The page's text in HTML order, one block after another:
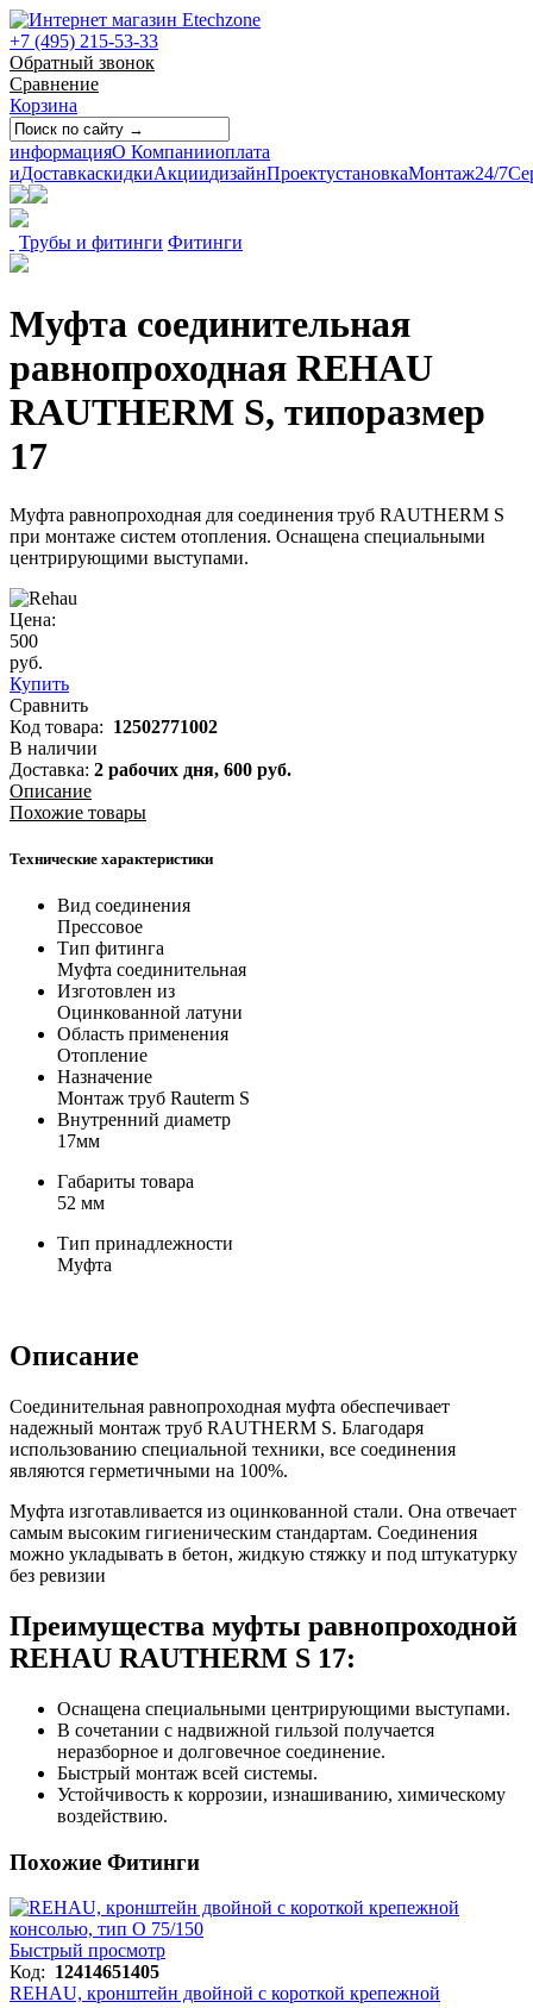
+7 (495) 215-53-33
Обратный звонок
Сравнение
Корзина
информацияО Компанииоплата
иДоставкаскидкиАкциидизайнПроектустановкаМонтаж24/7
Трубы и фитинги Фитинги
Муфта соединительная
равнопроходная REHAU
RAUTHERM S, типоразмер
17
Муфта равнопроходная для соединения труб RAUTHERM S
при монтаже систем отопления. Оснащена специальными
центрирующими выступами.
Цена:
500
руб.
Купить
Сравнить
Код товара: 12502771002
В наличии
Доставка: 2 рабочих дня, 600 руб.
Описание
Похожие товары
Технические характеристики
Вид соединения
Прессовое
Тип фитинга
Муфта соединительная
Изготовлен из
Оцинкованной латуни
Область применения
Отопление
Назначение
Монтаж труб Rauterm S
Внутренний диаметр
17мм
Габариты товара
52 мм
Тип принадлежности
Муфта
Описание
Соединительная равнопроходная муфта обеспечивает
надежный монтаж труб RAUTHERM S. Благодаря
использованию специальной техники, все соединения
являются герметичными на 100%.
Муфта изготавливается из оцинкованной стали. Она отвечает
самым высоким гигиеническим стандартам. Соединения
можно укладывать в бетон, жидкую стяжку и под штукатурку
без ревизии
Преимущества муфты равнопроходной
REHAU RAUTHERM S 17:
Оснащена специальными центрирующими выступами.
В сочетании с надвижной гильзой получается
неразборное и долговечное соединение.
Быстрый монтаж всей системы.
Устойчивость к коррозии, изнашиванию, химическому
воздействию.
Похожие Фитинги
Быстрый просмотр
Код: 12414651405
REHAU, кронштейн двойной с короткой крепежной